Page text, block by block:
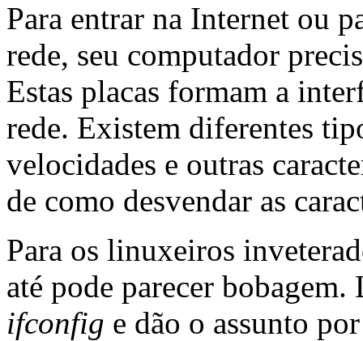
Para entrar na Internet ou
rede, seu computador
Estas placas formam a
rede. Existem diferentes
velocidades e outras
de como desvendar as
Para os linuxeiros
até pode parecer
ifconfig e dão o assunto